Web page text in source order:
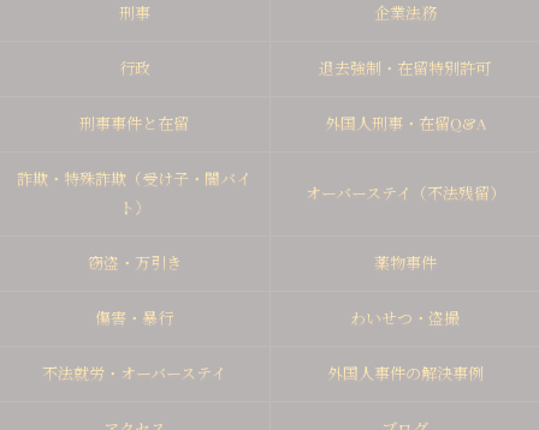
刑事 企業法務
行政 退去強制・在留特別許可
刑事事件と在留 外国人刑事・在留Q&A
詐欺・特殊詐欺（受け子・闇バイ
ト）
オーバーステイ（不法残留）
窃盗・万引き 薬物事件
傷害・暴行 わいせつ・盗撮
不法就労・オーバーステイ 外国人事件の解決事例